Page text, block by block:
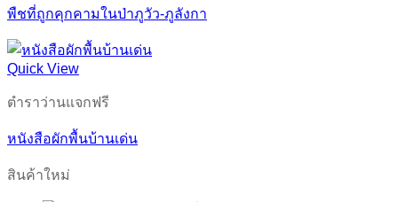
พืชที่ถูกคุกคามในป่าภูวัว-ภูลังกา
Quick View
ตำราว่านแจกฟรี
หนังสือผักพื้นบ้านเด่น
สินค้าใหม่